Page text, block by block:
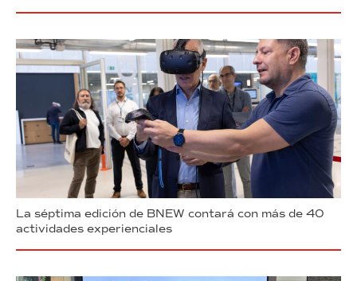
La séptima edición de BNEW contará con más de 40
actividades experienciales